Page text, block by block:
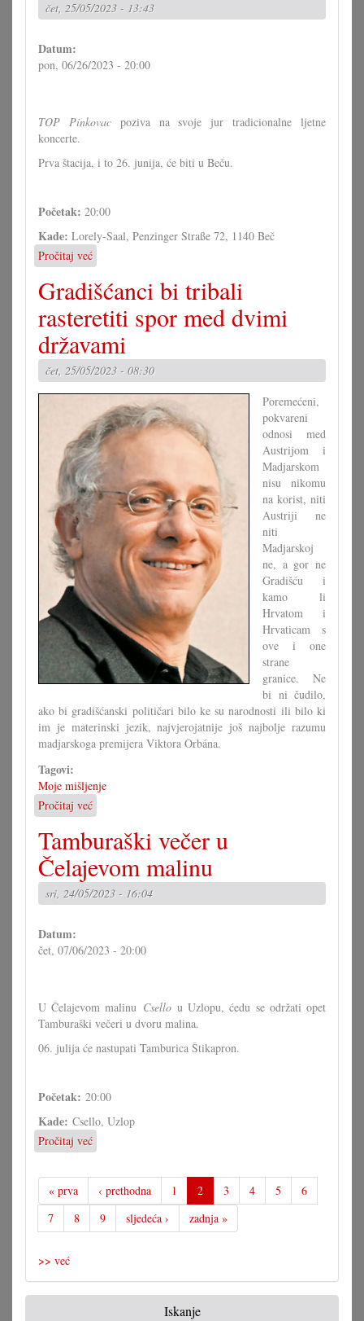
a
čet, 25/05/2023 - 13:43
Datum:
pon, 06/26/2023 - 20:00
TOP Pinkovacpoziva na svoje jur tradicionalne ljetne
koncerte.
Prva štacija, i to 26. junija, će biti u Beču.
Početak: 20:00
Kade: Lorely-Saal, Penzinger Straße 72, 1140 Beč
Pročitaj već
Ljetni
koncert
TOP-
a
Beču
Gradišćanci bi tribali
rasteretiti spor med dvimi
državami
čet, 25/05/2023 - 08:30
Poremećeni,
pokvareni
odnosi med
Austrijom i
Madjarskom
nisu nikomu
na korist, niti
Austriji ne
niti
Madjarskoj
ne, a gor ne
Gradišću i
kamo li
Hrvatom i
Hrvaticam s
ove i one
strane
granice. Ne
bi ni čudilo,
ako bi gradišćanski političari bilo ke su narodnosti ili bilo ki
im je materinski jezik, najvjerojatnije još najbolje razumu
madjarskoga premijera Viktora Orbána.
Tagovi:
Moje mišljenje
Pročitaj već
Gradišćanci
bi
tribali
rasteretiti
spor
med
Tamburaški večer u
Čelajevom malinu
sri, 24/05/2023 - 16:04
Datum:
čet, 07/06/2023 - 20:00
U Čelajevom malinu Csellou Uzlopu, ćedu se održati opet
Tamburaški večeri u dvoru malina.
06. julija će nastupati Tamburica Štikapron.
Početak: 20:00
Kade: Csello, Uzlop
Pročitaj već
Tamburaški
večer
Čelajevom
malinu
« prva ‹ prethodna 1 2 3 4 5
6
7
8 9 sljedeća › zadnja »
>> već
Iskanje